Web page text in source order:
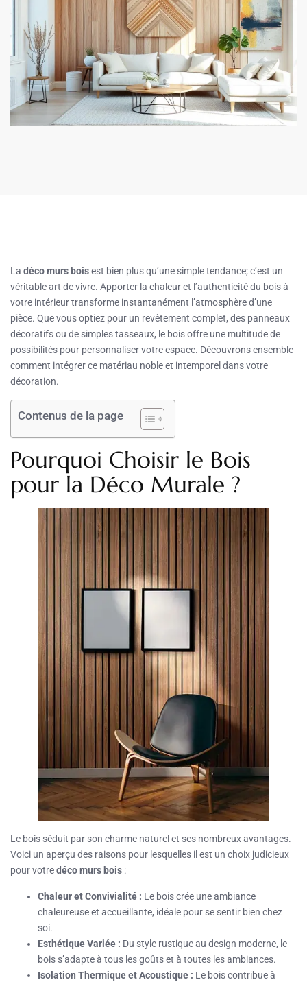
La déco murs boisest bien plus qu’une simple tendance; c’est un
véritable art de vivre. Apporter la chaleur et l’authenticité du bois à
votre intérieur transforme instantanément l’atmosphère d’une
pièce. Que vous optiez pour un revêtement complet, des panneaux
décoratifs ou de simples tasseaux, le bois offre une multitude de
possibilités pour personnaliser votre espace. Découvrons ensemble
comment intégrer ce matériau noble et intemporel dans votre
décoration.
Contenus de la page
Pourquoi Choisir le Bois
pour la Déco Murale ?
Le bois séduit par son charme naturel et ses nombreux avantages.
Voici un aperçu des raisons pour lesquelles il est un choix judicieux
pour votredéco murs bois :
Chaleur et Convivialité : Le bois crée une ambiance
chaleureuse et accueillante, idéale pour se sentir bien chez
soi.
Esthétique Variée : Du style rustique au design moderne, le
bois s’adapte à tous les goûts et à toutes les ambiances.
Isolation Thermique et Acoustique : Le bois contribue à